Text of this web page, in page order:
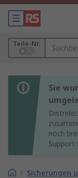
Teile-Nr.
Sie
noch
Support
/ Sicherungen